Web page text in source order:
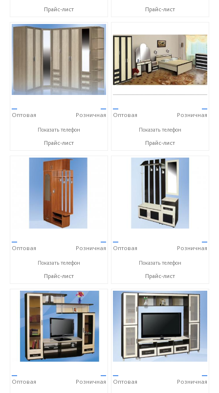
Прайс-лист
Прайс-лист
—
Оптовая
—
Розничная
+7 (812) 327-78-92
Показать телефон
Прайс-лист
—
Оптовая
—
Розничная
+7 (812) 327-78-92
Показать телефон
Прайс-лист
—
Оптовая
—
Розничная
+7 (812) 327-78-92
Показать телефон
Прайс-лист
—
Оптовая
—
Розничная
+7 (812) 327-78-92
Показать телефон
Прайс-лист
—
Оптовая
—
Розничная
—
Оптовая
—
Розничная